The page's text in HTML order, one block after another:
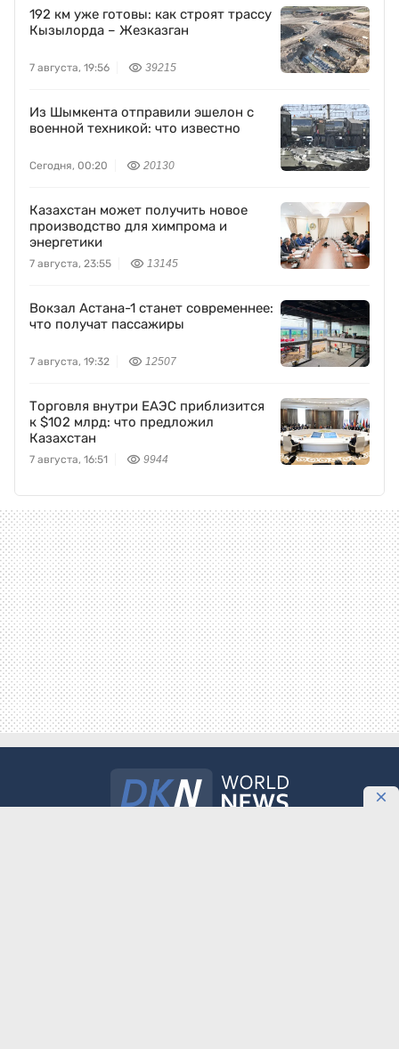
192 км уже готовы: как строят трассу
Кызылорда – Жезказган
7 августа, 19:56 39215
Из Шымкента отправили эшелон с
военной техникой: что известно
Сегодня, 00:20 20130
Казахстан может получить новое
производство для химпрома и
энергетики
7 августа, 23:55 13145
Вокзал Астана-1 станет современнее:
что получат пассажиры
7 августа, 19:32 12507
Торговля внутри ЕАЭС приблизится
к $102 млрд: что предложил
Казахстан
7 августа, 16:51 9944